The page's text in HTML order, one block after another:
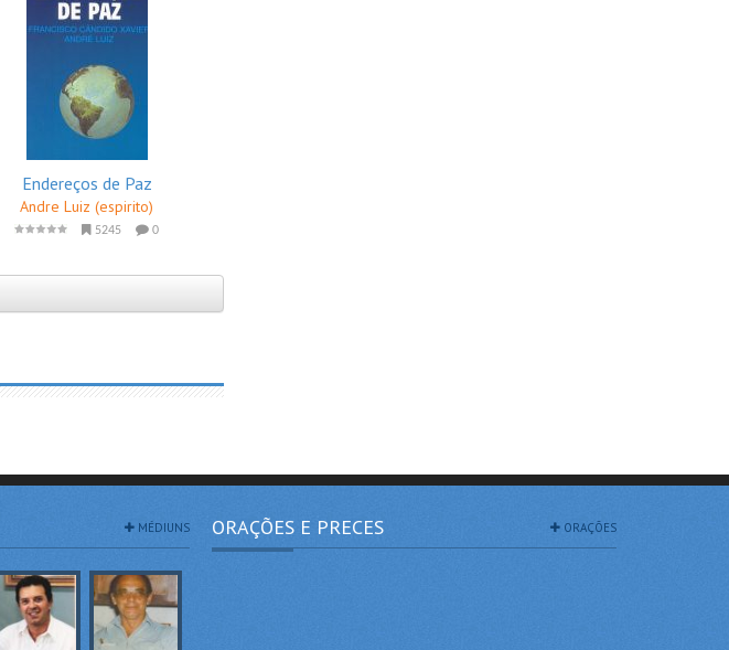
Endereços de Paz
Andre Luiz (espirito)
5245 0
MÉDIUNS ORAÇÕES E PRECES ORAÇÕES